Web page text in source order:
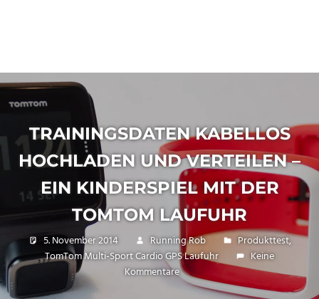
TRAININGSDATEN KABELLOS
HOCHLADEN UND VERTEILEN –
EIN KINDERSPIEL MIT DER
TOMTOM LAUFUHR
5. November 2014 Running Rob Produkttest,
TomTom Multi-Sport Cardio GPS Laufuhr
Keine
Kommentare